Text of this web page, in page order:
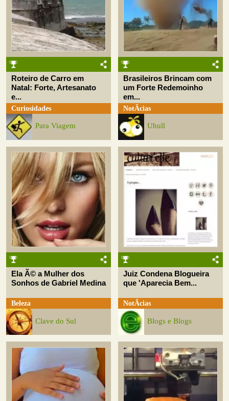
Roteiro de Carro em
Natal: Forte, Artesanato
e...
Curiosidades
Para Viagem
Brasileiros Brincam com
um Forte Redemoinho
em...
NotÃ­cias
Uhull
Ela Ã© a Mulher dos
Sonhos de Gabriel Medina
Beleza
Clave do Sul
Juiz Condena Blogueira
que 'Aparecia Bem...
NotÃ­cias
Blogs e Blogs